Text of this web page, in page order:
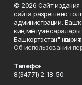
© 2026 Сайт издания
сайта разрешено
администрации.
киң мәғлүмәт
Башкортостан"
Об использовании
Телефон
8(34771) 2-18-50